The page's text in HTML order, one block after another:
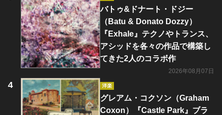
バトゥ&ドナート・ドジー
（Batu & Donato Dozzy）
『Exhale』テクノやトランス、
アシッドを各々の作品で構築し
てきた2人のコラボ作
2026年08月07日
洋楽
グレアム・コクソン（Graham
Coxon）『Castle Park』ブラ